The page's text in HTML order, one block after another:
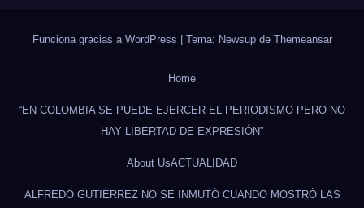
Funciona gracias a WordPress Tema: Newsup de Themeansar
Home
“EN COLOMBIA SE PUEDE EJERCER EL PERIODISMO PERO NO
HAY LIBERTAD DE EXPRESIÓN”
About UsACTUALIDAD
ALFREDO GUTIÉRREZ NO SE INMUTÓ CUANDO MOSTRÓ LAS